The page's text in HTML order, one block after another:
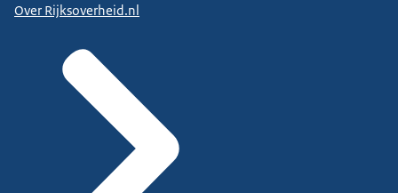
Over Rijksoverheid.nl